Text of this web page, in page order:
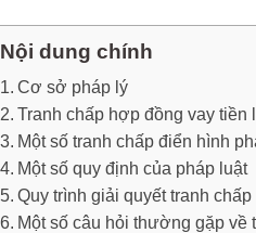
Nội dung chính
Cơ sở pháp lý
Tranh chấp hợp đồng vay tiền
Một số tranh chấp điển hình
Một số quy định của pháp luật
Quy trình giải quyết tranh
Một số câu hỏi thường gặp về